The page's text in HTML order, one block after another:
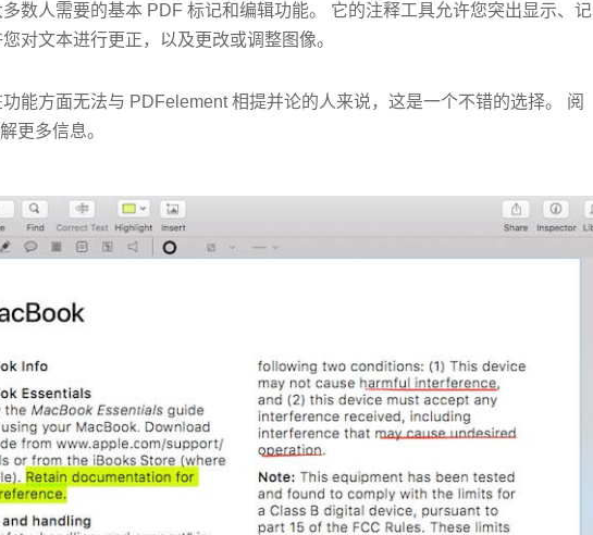
数人需要的基本 PDF 标记和编辑功能。 它的注释工具允许您突出显示、记
对文本进行更正，以及更改或调整图像。
能方面无法与 PDFelement 相提并论的人来说，这是一个不错的选择。 阅
更多信息。